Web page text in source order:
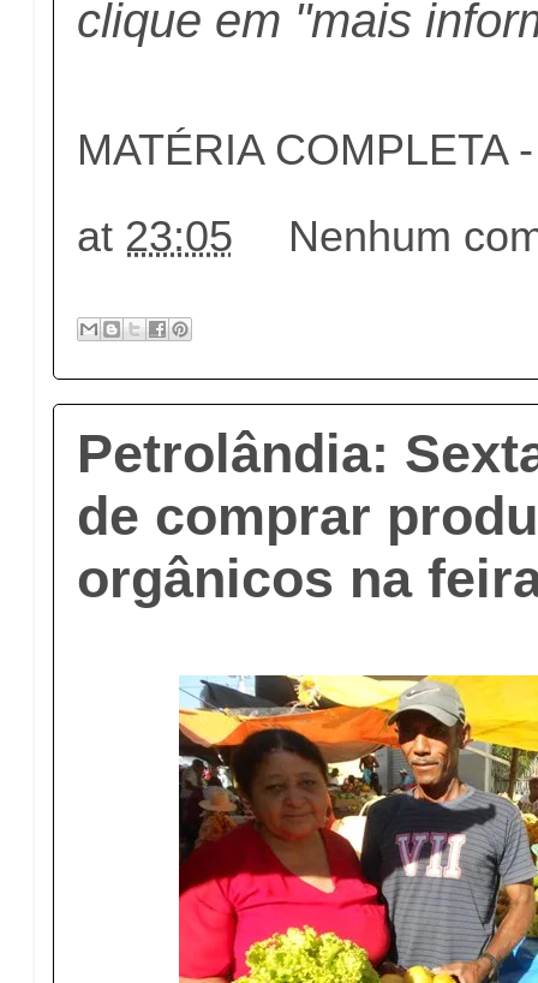
clique em "mais
MATÉRIA COMPLETA
at 23:05 Nenhum
Petrolândia:
de comprar
orgânicos na